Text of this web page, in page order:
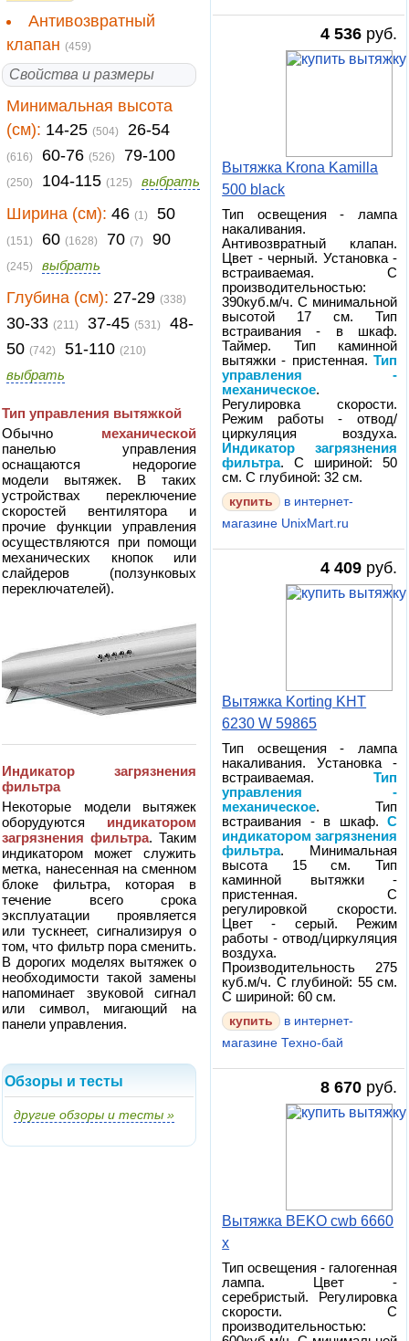
Антивозвратный
клапан (459)
Свойства и размеры
Минимальная высота
(см): 14-25 (504) 26-54
(616) 60-76 (526) 79-100
(250) 104-115 (125) выбрать
Ширина (см): 46 (1) 50
(151) 60 (1628) 70 (7) 90
(245) выбрать
Глубина (см): 27-29 (338)
30-33 (211) 37-45 (531)
48-
50 (742) 51-110 (210)
выбрать
Тип управления вытяжкой
Обычно механической
панелью управления
оснащаются недорогие
модели вытяжек. В таких
устройствах переключение
скоростей вентилятора и
прочие функции управления
осуществляются при помощи
механических кнопок или
слайдеров (ползунковых
переключателей).
Индикатор загрязнения
фильтра
Некоторые модели вытяжек
оборудуются индикатором
загрязнения фильтра. Таким
индикатором может служить
метка, нанесенная на сменном
блоке фильтра, которая в
течение всего срока
эксплуатации проявляется
или тускнеет, сигнализируя о
том, что фильтр пора сменить.
В дорогих моделях вытяжек о
необходимости такой замены
напоминает звуковой сигнал
или символ, мигающий на
панели управления.
Обзоры и тесты
другие обзоры и тесты »
4 536 руб.
Вытяжка Krona Kamilla
500 black
Тип освещения - лампа
накаливания.
Антивозвратный клапан.
Цвет - черный. Установка -
встраиваемая. С
производительностью:
390куб.м/ч. С минимальной
высотой 17 см. Тип
встраивания - в шкаф.
Таймер. Тип каминной
вытяжки - пристенная.Тип
управления -
механическое.
Регулировка скорости.
Режим работы - отвод/
циркуляция воздуха.
Индикатор загрязнения
фильтра. С шириной: 50
см. С глубиной: 32 см.
в интернет-
магазине UnixMart.ru
4 409 руб.
Вытяжка Korting KHT
6230 W 59865
Тип освещения - лампа
накаливания. Установка -
встраиваемая.Тип
управления -
механическое. Тип
встраивания - в шкаф.С
индикатором загрязнения
фильтра. Минимальная
высота 15 см. Тип
каминной вытяжки -
пристенная. С
регулировкой скорости.
Цвет - серый. Режим
работы - отвод/циркуляция
воздуха.
Производительность 275
куб.м/ч. С глубиной: 55 см.
С шириной: 60 см.
в интернет-
магазине Техно-бай
8 670 руб.
Вытяжка BEKO cwb 6660
x
Тип освещения - галогенная
лампа. Цвет -
серебристый. Регулировка
скорости. С
производительностью: